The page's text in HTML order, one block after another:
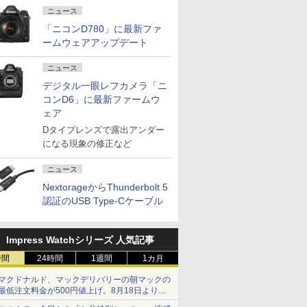
ニュース
「ニコンD780」に最新ファ
ームウェアアップデート
ニュース
デジタル一眼レフカメラ「ニ
コンD6」に最新ファームウ
ェア
Dタイプレンズで露出アンダー
になる現象の修正など
ニュース
NextorageからThunderbolt 5
認証のUSB Type-Cケーブル
Impress Watchシリーズ 人気記事
24時間 1週間 1カ月
クドナルド、マックデリバリーの朝マックの
低注文料金が500円値上げ。8月18日より
円から受付